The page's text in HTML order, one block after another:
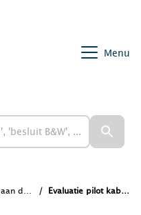
Menu
raad Evaluatie pilot kabelgoot